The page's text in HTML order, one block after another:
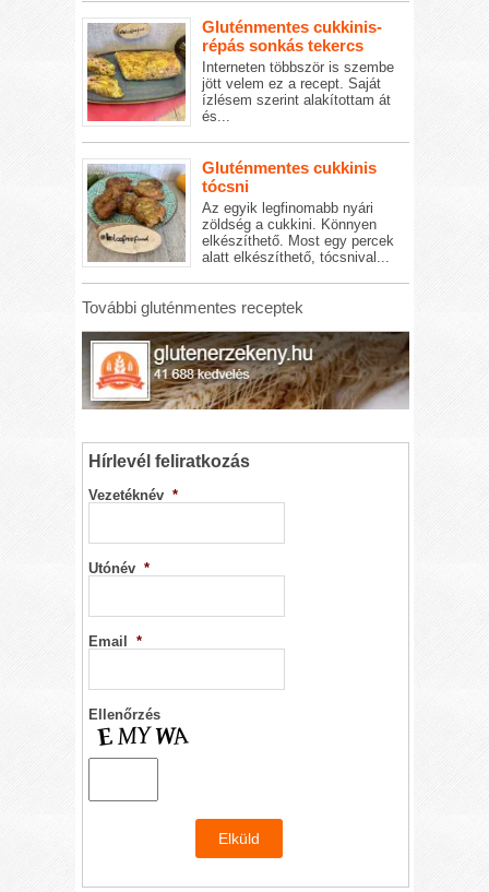
Gluténmentes cukkinis-
répás sonkás tekercs
Interneten többször is szembe
jött velem ez a recept. Saját
ízlésem szerint alakítottam át
és...
Gluténmentes cukkinis
tócsni
Az egyik legfinomabb nyári
zöldség a cukkini. Könnyen
elkészíthető. Most egy percek
alatt elkészíthető, tócsnival...
További gluténmentes receptek
Hírlevél feliratkozás
Vezetéknév *
Utónév *
Email *
Ellenőrzés